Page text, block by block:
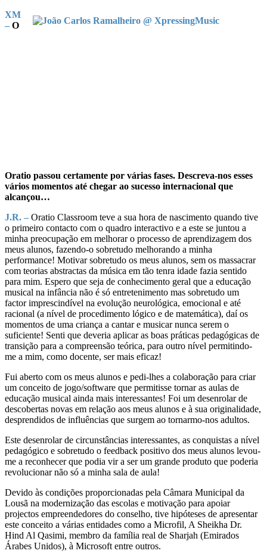
XM
– O
Oratio passou certamente por várias fases. Descreva-nos esses
vários momentos até chegar ao sucesso internacional que
alcançou…
J.R. – Oratio Classroom teve a sua hora de nascimento quando tive
o primeiro contacto com o quadro interactivo e a este se juntou a
minha preocupação em melhorar o processo de aprendizagem dos
meus alunos, fazendo-o sobretudo melhorando a minha
performance! Motivar sobretudo os meus alunos, sem os massacrar
com teorias abstractas da música em tão tenra idade fazia sentido
para mim. Espero que seja de conhecimento geral que a educação
musical na infância não é só entretenimento mas sobretudo um
factor imprescindível na evolução neurológica, emocional e até
racional (a nível de procedimento lógico e de matemática), daí os
momentos de uma criança a cantar e musicar nunca serem o
suficiente! Senti que deveria aplicar as boas práticas pedagógicas de
transição para a compreensão teórica, para outro nível permitindo-
me a mim, como docente, ser mais eficaz!
Fui aberto com os meus alunos e pedi-lhes a colaboração para criar
um conceito de jogo/software que permitisse tornar as aulas de
educação musical ainda mais interessantes! Foi um desenrolar de
descobertas novas em relação aos meus alunos e à sua originalidade,
desprendidos de influências que surgem ao tornarmo-nos adultos.
Este desenrolar de circunstâncias interessantes, as conquistas a nível
pedagógico e sobretudo o feedback positivo dos meus alunos levou-
me a reconhecer que podia vir a ser um grande produto que poderia
revolucionar não só a minha sala de aula!
Devido às condições proporcionadas pela Câmara Municipal da
Lousã na modernização das escolas e motivação para apoiar
projectos empreendedores do conselho, tive hipóteses de apresentar
este conceito a várias entidades como a Microfil, A Sheikha Dr.
Hind Al Qasimi, membro da família real de Sharjah (Emirados
Árabes Unidos), à Microsoft entre outros.